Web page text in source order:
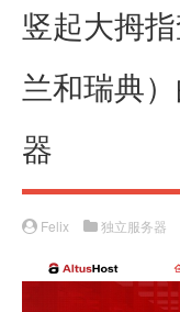
竖起大拇
兰和瑞典
器
Felix 独立服务器